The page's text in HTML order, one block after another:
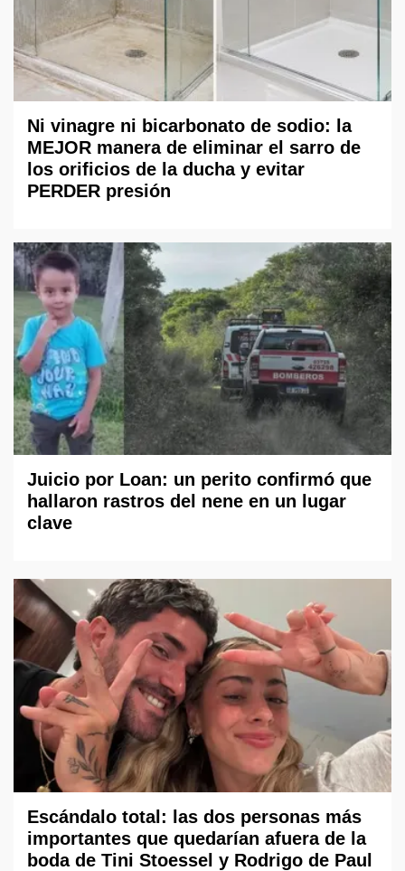
Ni vinagre ni bicarbonato de sodio: la
MEJOR manera de eliminar el sarro de
los orificios de la ducha y evitar
PERDER presión
Juicio por Loan: un perito confirmó que
hallaron rastros del nene en un lugar
clave
Escándalo total: las dos personas más
importantes que quedarían afuera de la
boda de Tini Stoessel y Rodrigo de Paul